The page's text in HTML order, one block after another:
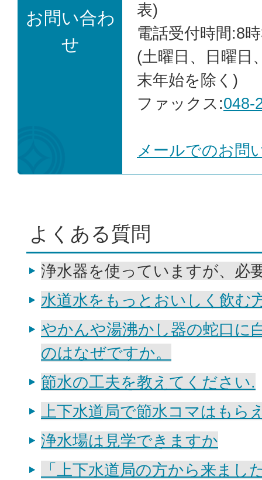
お問い合わ
せ
表)
電話受付時間:8
(土曜日、日曜日
末年始を除く)
ファックス:048-
メールでのお問
よくある質問
浄水器を使っていますが、必
水道水をもっとおいしく飲む
やかんや湯沸かし器の蛇口に
のはなぜですか。
節水の工夫を教えてください.
上下水道局で節水コマはもら
浄水場は見学できますか
「上下水道局の方から来まし